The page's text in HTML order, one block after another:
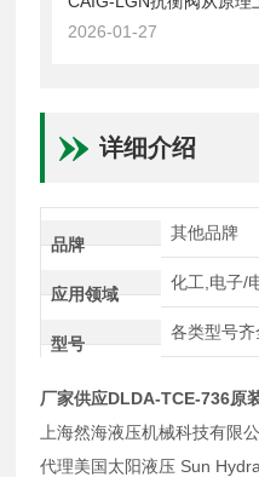
2026-01-27
详细介绍
品牌
其他品牌
应用领域
化工,电子/
型号
各类型号齐
厂家供应DLDA-TCE-736原
上海然海液压机械科技有限
代理美国太阳液压 Sun